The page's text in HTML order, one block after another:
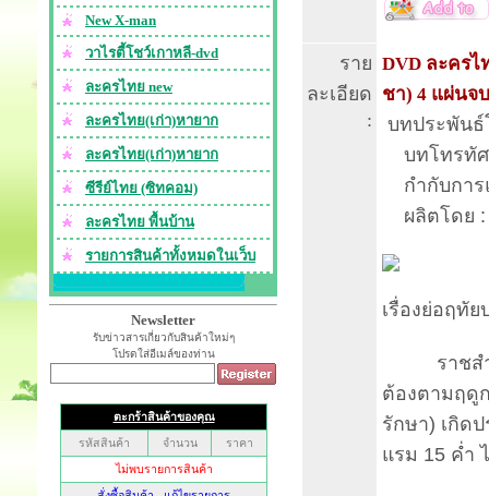
New X-man
วาไรตี้โชว์เกาหลี-dvd
ละครไทย new
ละครไทย(เก่า)หายาก
ละครไทย(เก่า)หายาก
ซีรีย์ไทย (ซิทคอม)
ละครไทย พื้นบ้าน
รายการสินค้าทั้งหมดในเว็บ
Newsletter
รับข่าวสารเกี่ยวกับสินค้าใหม่ๆ
โปรดใส่อีเมล์ของท่าน
ราย
ละเอียด
:
DVD ละคร
ชา) 4 แผ่นจบ
บทประพันธ์
บทโทรทัศ
กำกับการ
ผลิตโดย :
เรื่องย่อฤทั
ราชสำนัก
ต้องตามฤดู
รักษา) เกิด
แรม 15 ค่ำ